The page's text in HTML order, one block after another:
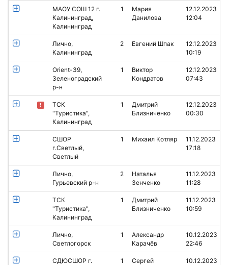
МАОУ СОШ 12 г.
Калининград,
Калининград
1
Мария
Данилова
12.12.2023
12:04
Лично,
Калининград
2 Евгений Шпак
12.12.2023
10:19
Orient-39,
Зеленоградский
р-н
1
Виктор
Кондратов
12.12.2023
07:43
ТСК
"Туристика",
Калининград
1
Дмитрий
Близниченко
12.12.2023
00:30
СШОР
г.Светлый,
Светлый
1 Михаил Котляр
11.12.2023
17:18
Лично,
Гурьевский р-н
2
Наталья
Зенченко
11.12.2023
11:28
ТСК
"Туристика",
Калининград
1
Дмитрий
Близниченко
11.12.2023
10:59
Лично,
Светлогорск
1
Александр
Карачёв
10.12.2023
22:46
СДЮСШОР г.
1
Сергей
10.12.2023